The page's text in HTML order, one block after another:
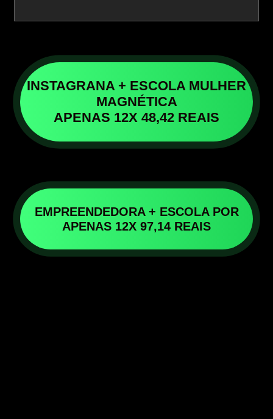
INSTAGRANA + ESCOLA MULHER
MAGNÉTICA
APENAS 12X 48,42 REAIS
EMPREENDEDORA + ESCOLA POR
APENAS 12X 97,14 REAIS